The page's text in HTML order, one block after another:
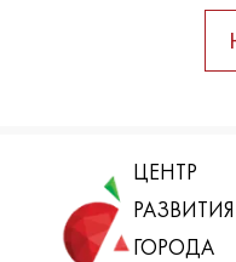
ЦЕНТР
РАЗВИТИЯ
ГОРОДА